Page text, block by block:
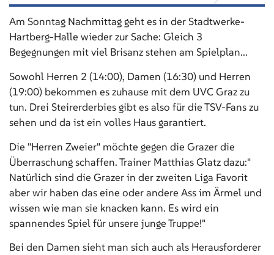
Am Sonntag Nachmittag geht es in der Stadtwerke-
Hartberg-Halle wieder zur Sache: Gleich 3
Begegnungen mit viel Brisanz stehen am Spielplan...
Sowohl Herren 2 (14:00), Damen (16:30) und Herren
(19:00) bekommen es zuhause mit dem UVC Graz zu
tun. Drei Steirerderbies gibt es also für die TSV-Fans zu
sehen und da ist ein volles Haus garantiert.
Die "Herren Zweier" möchte gegen die Grazer die
Überraschung schaffen. Trainer Matthias Glatz dazu:"
Natürlich sind die Grazer in der zweiten Liga Favorit
aber wir haben das eine oder andere Ass im Ärmel und
wissen wie man sie knacken kann. Es wird ein
spannendes Spiel für unsere junge Truppe!"
Bei den Damen sieht man sich auch als Herausforderer